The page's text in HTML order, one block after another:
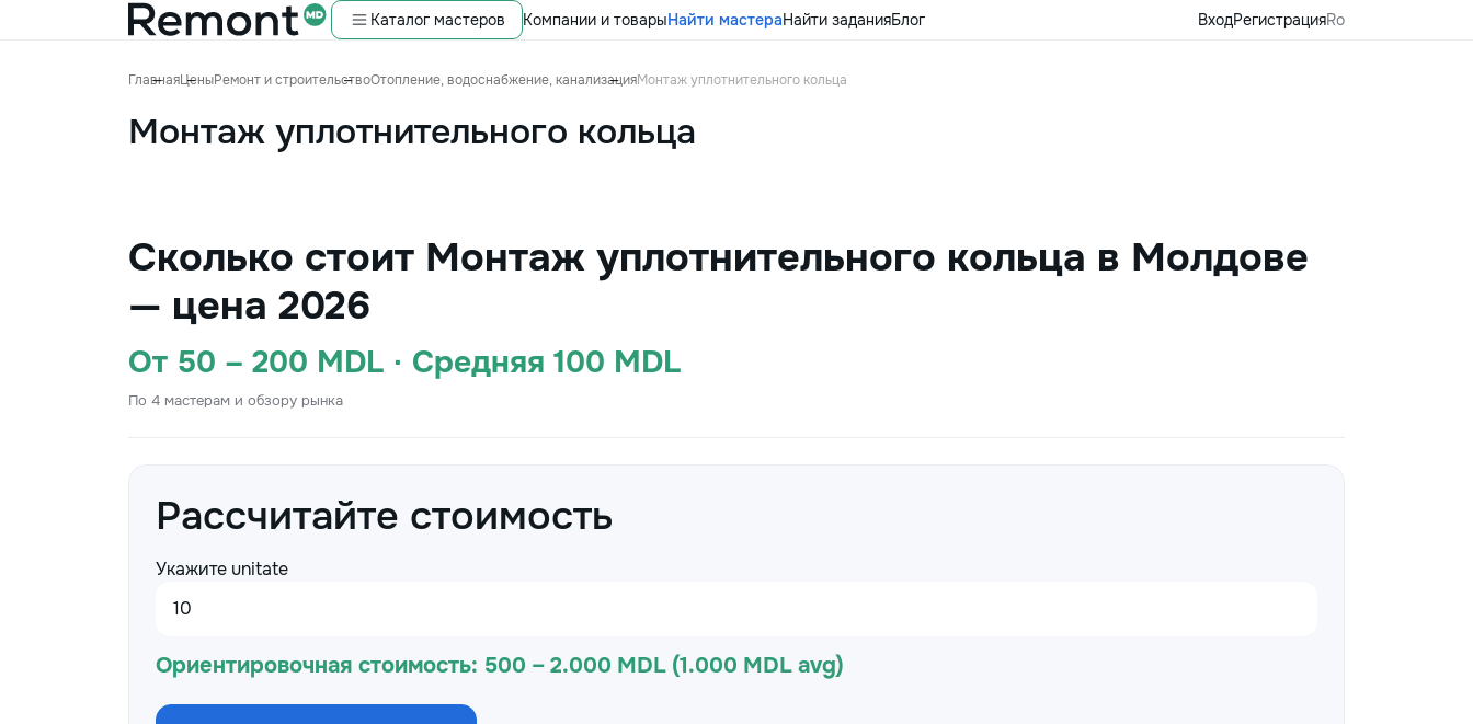
Каталог мастеров Компании и товарыНайти мастераНайти заданияБлог ВходРегистрацияRo
ГлавнаяЦеныРемонт и строительствоОтопление, водоснабжение, канализацияМонтаж уплотнительного кольца
Монтаж уплотнительного кольца
Сколько стоит Монтаж уплотнительного кольца в Молдове
— цена 2026
От 50 – 200 MDL · Средняя 100 MDL
По 4 мастерам и обзору рынка
Рассчитайте стоимость
Укажите unitate
Ориентировочная стоимость: 500 – 2.000 MDL (1.000 MDL avg)